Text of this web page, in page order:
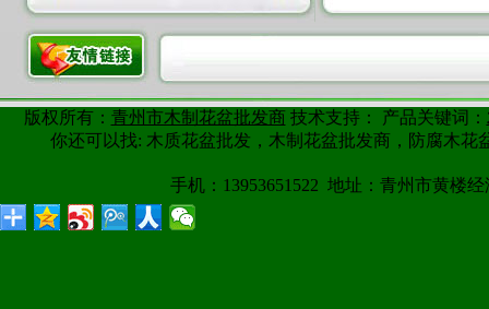
版权所有： 青州市木制花盆批发商技术支持： 产品关键词：
你还可以找: 木质花盆批发，木制花盆批发商，防腐木
手机：13953651522 地址：青州市黄楼